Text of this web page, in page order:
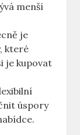
menší
je
které
je kupovat
úspory